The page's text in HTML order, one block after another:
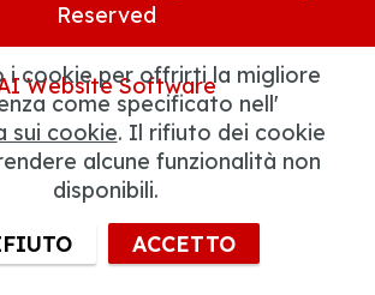
Reserved
Website Software
i cookie per offrirti la migliore
come specificato nell'
sui cookie. Il rifiuto dei cookie
alcune funzionalità non
disponibili.
ACCETTO